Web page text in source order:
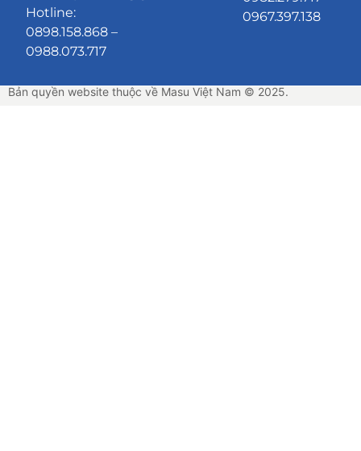
Hotline:
0898.158.868 –
0988.073.717
0967.397.138
Bản quyền website thuộc về Masu Việt Nam © 2025.